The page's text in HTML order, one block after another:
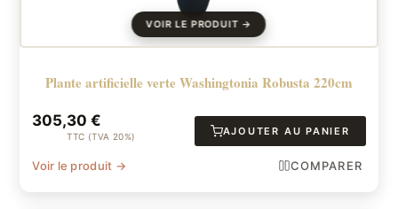
Plante artificielle verte Washingtonia Robusta 220cm
305,30€
TTC (TVA 20%) AJOUTER AU PANIER
Voir le produit → COMPARER